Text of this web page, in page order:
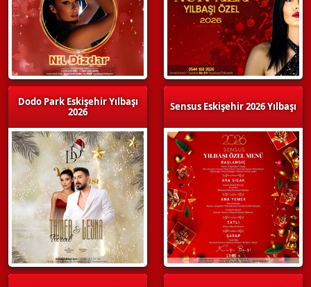
Dodo Park Eskişehir Yılbaşı
2026
Sensus Eskişehir 2026 Yılbaşı